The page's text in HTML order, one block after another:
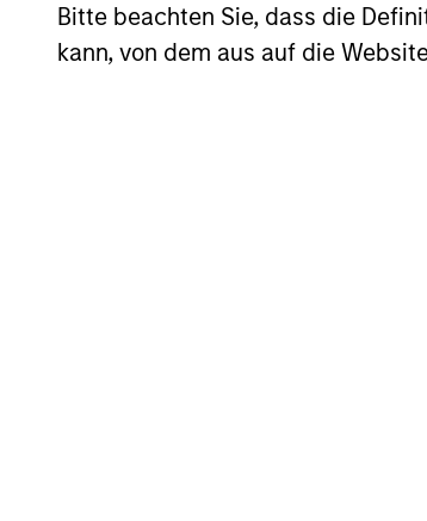
Bitte beachten Sie, dass die
kann, von dem aus auf die
companies, attractively
returns on operating capital